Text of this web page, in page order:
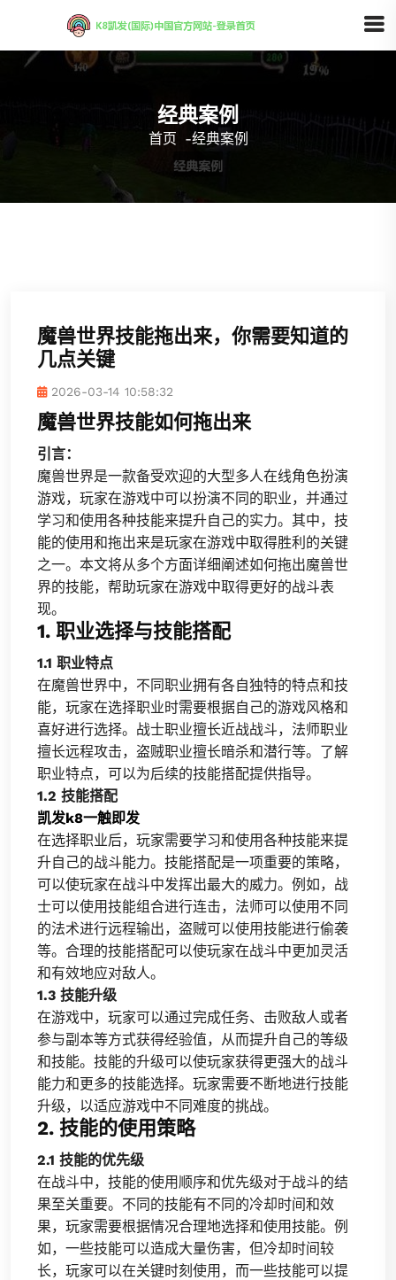
经典案例
首页 -经典案例
魔兽世界技能拖出来，你需要知道的
几点关键
2026-03-14 10:58:32
魔兽世界技能如何拖出来
引言：
魔兽世界是一款备受欢迎的大型多人在线角色扮演
游戏，玩家在游戏中可以扮演不同的职业，并通过
学习和使用各种技能来提升自己的实力。其中，技
能的使用和拖出来是玩家在游戏中取得胜利的关键
之一。本文将从多个方面详细阐述如何拖出魔兽世
界的技能，帮助玩家在游戏中取得更好的战斗表
现。
1. 职业选择与技能搭配
1.1 职业特点
在魔兽世界中，不同职业拥有各自独特的特点和技
能，玩家在选择职业时需要根据自己的游戏风格和
喜好进行选择。战士职业擅长近战战斗，法师职业
擅长远程攻击，盗贼职业擅长暗杀和潜行等。了解
职业特点，可以为后续的技能搭配提供指导。
1.2 技能搭配
凯发k8一触即发
在选择职业后，玩家需要学习和使用各种技能来提
升自己的战斗能力。技能搭配是一项重要的策略，
可以使玩家在战斗中发挥出最大的威力。例如，战
士可以使用技能组合进行连击，法师可以使用不同
的法术进行远程输出，盗贼可以使用技能进行偷袭
等。合理的技能搭配可以使玩家在战斗中更加灵活
和有效地应对敌人。
1.3 技能升级
在游戏中，玩家可以通过完成任务、击败敌人或者
参与副本等方式获得经验值，从而提升自己的等级
和技能。技能的升级可以使玩家获得更强大的战斗
能力和更多的技能选择。玩家需要不断地进行技能
升级，以适应游戏中不同难度的挑战。
2. 技能的使用策略
2.1 技能的优先级
在战斗中，技能的使用顺序和优先级对于战斗的结
果至关重要。不同的技能有不同的冷却时间和效
果，玩家需要根据情况合理地选择和使用技能。例
如，一些技能可以造成大量伤害，但冷却时间较
长，玩家可以在关键时刻使用，而一些技能可以提